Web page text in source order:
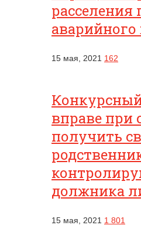
расселения
15 мая, 2021 162
вправе при
получить
должника
15 мая, 2021 1 801